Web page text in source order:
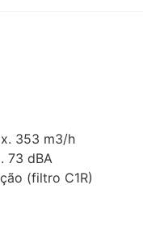
353 m3/h
73 dBA
(filtro C1R)